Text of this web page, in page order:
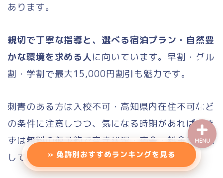
あります。
親切で丁寧な指導と、選べる宿泊プラン・自然豊
かな環境を求める人に向いています。早割・グル
割・学割で最大15,000円割引も魅力です。
刺青のある方は入校不可・高知県内在住不可など
の条件に注意しつつ、気になる時期があれば、ま
ずは無料の仮予約で空き状況・宿舎・料金を確認
しておくと安心です。
» 免許別おすすめランキングを見る
MENU
関東地方
バイク免許